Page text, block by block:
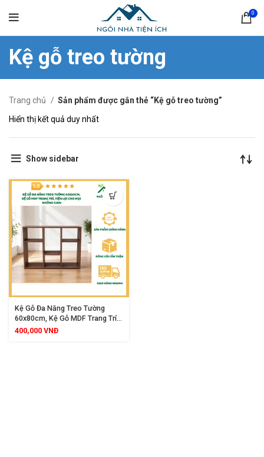
0
Kệ gỗ treo tường
Trang chủ
Sản phẩm được gắn thẻ “Kệ gỗ treo tường”
Hiển thị kết quả duy nhất
Show sidebar
Kệ Gỗ Đa Năng Treo Tường
60x80cm, Kệ Gỗ MDF Trang Trí
Tiện Lợi, Phù Hợp Cho Mọi
400,000 VNĐ